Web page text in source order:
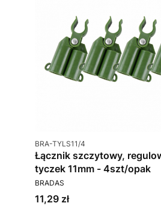
Kod produktu
BRA-TYLS11/4
Łącznik szczytowy,
tyczek 11mm - 4szt/opak
PRODUCENT
BRADAS
Cena
11,29 zł